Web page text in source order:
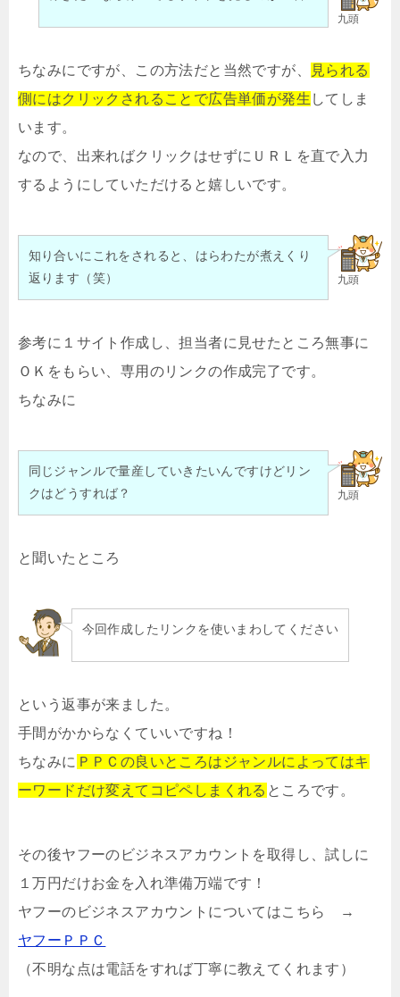
九頭
ちなみにですが、この方法だと当然ですが、
見られる
側にはクリックされることで広告単価が発生 してしま
います。
なので、出来ればクリックはせずにＵＲＬを直で入力
するようにしていただけると嬉しいです。
九頭
知り合いにこれをされると、はらわたが煮えくり
返ります（笑）
参考に１サイト作成し、担当者に見せたところ無事に
ＯＫをもらい、専用のリンクの作成完了です。
ちなみに
九頭
同じジャンルで量産していきたいんですけどリン
クはどうすれば？
と聞いたところ
今回作成したリンクを使いまわしてください
という返事が来ました。
手間がかからなくていいですね！
ちなみに ＰＰＣの良いところはジャンルによってはキ
ーワードだけ変えてコピペしまくれる ところです。
その後ヤフーのビジネスアカウントを取得し、試しに
１万円だけお金を入れ準備万端です！
ヤフーのビジネスアカウントについてはこちら →
ヤフーＰＰＣ
（不明な点は電話をすれば丁寧に教えてくれます）